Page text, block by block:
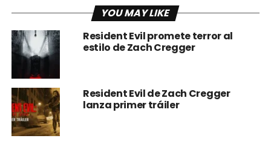
Capcom ya listos para recordar viejos tiempos o
asentarse por péleme a vez en el mundo de las
“maquinitas”.
YOU MAY LIKE
Resident Evil promete terror al
estilo de Zach Cregger
Resident Evil de Zach Cregger
lanza primer tráiler